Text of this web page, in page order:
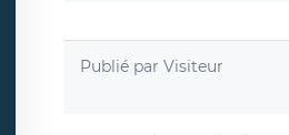
Publié par Visiteur